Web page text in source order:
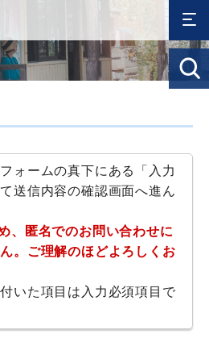
ォームの真下にある「入力
送信内容の確認画面へ進ん
、匿名でのお問い合わせに
。ご理解のほどよろしくお
いた項目は入力必須項目で